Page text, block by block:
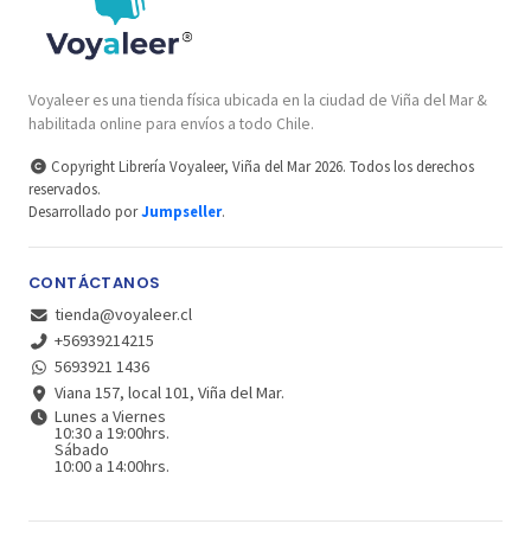
Voyaleer es una tienda física ubicada en la ciudad de Viña del Mar &
habilitada online para envíos a todo Chile.
Copyright Librería Voyaleer, Viña del Mar 2026. Todos los derechos
reservados.
Desarrollado porJumpseller.
CONTÁCTANOS
tienda@voyaleer.cl
+56939214215
5693921 1436
Viana 157, local 101, Viña del Mar.
Lunes a Viernes
10:30 a 19:00hrs.
Sábado
10:00 a 14:00hrs.